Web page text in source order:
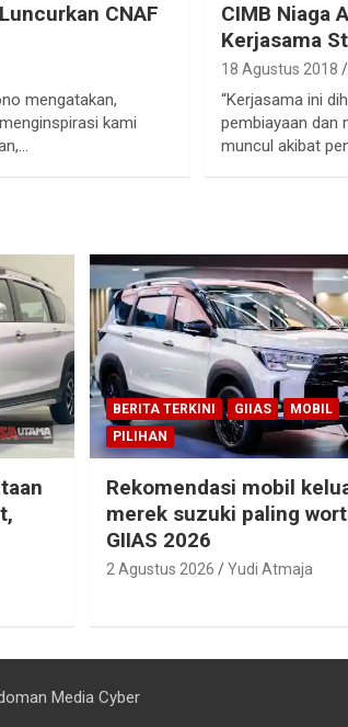
CNAF
mengatakan,
kami
CIMB Niaga
Kerjasama
18 Agustus 2018
“Kerjasama ini
pembiayaan dan
muncul akibat
BERITA TERKINI GIIAS
MOBIL
PILIHAN
Rekomendasi mobil
merek suzuki paling
GIIAS 2026
2 Agustus 2026 Yudi Atmaja
Media Cyber